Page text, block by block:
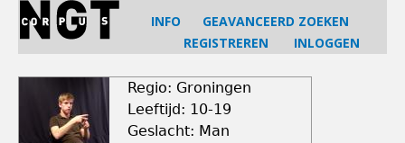
Jump
navigation
INFO
GEAVANCEERD ZOEKEN
REGISTREREN
INLOGGEN
Regio: Groningen
Leeftijd: 10-19
Geslacht: Man